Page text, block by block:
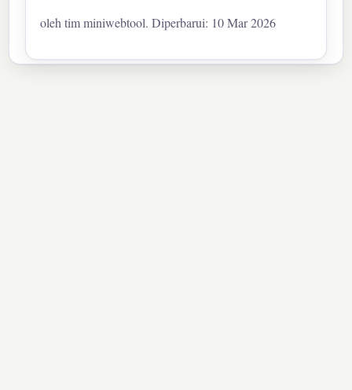
oleh tim miniwebtool. Diperbarui: 10 Mar 2026